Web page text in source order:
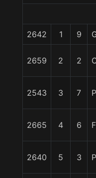
2642 1 9
2659 2 2
2543 3 7
2665 4 6
2640 5 3